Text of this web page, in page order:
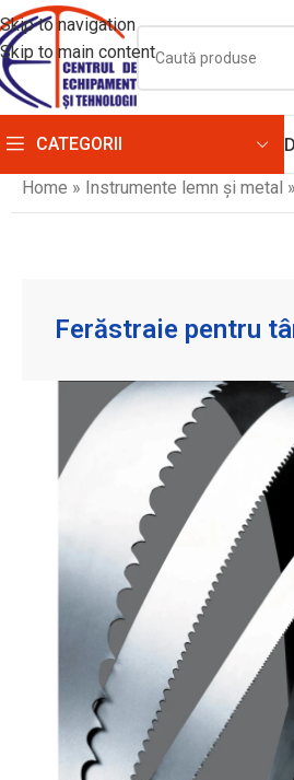
Skip to navigation
Skip to main content
CATEGORII
Home » Instrumente lemn și metal »
Ferăstraie pentru